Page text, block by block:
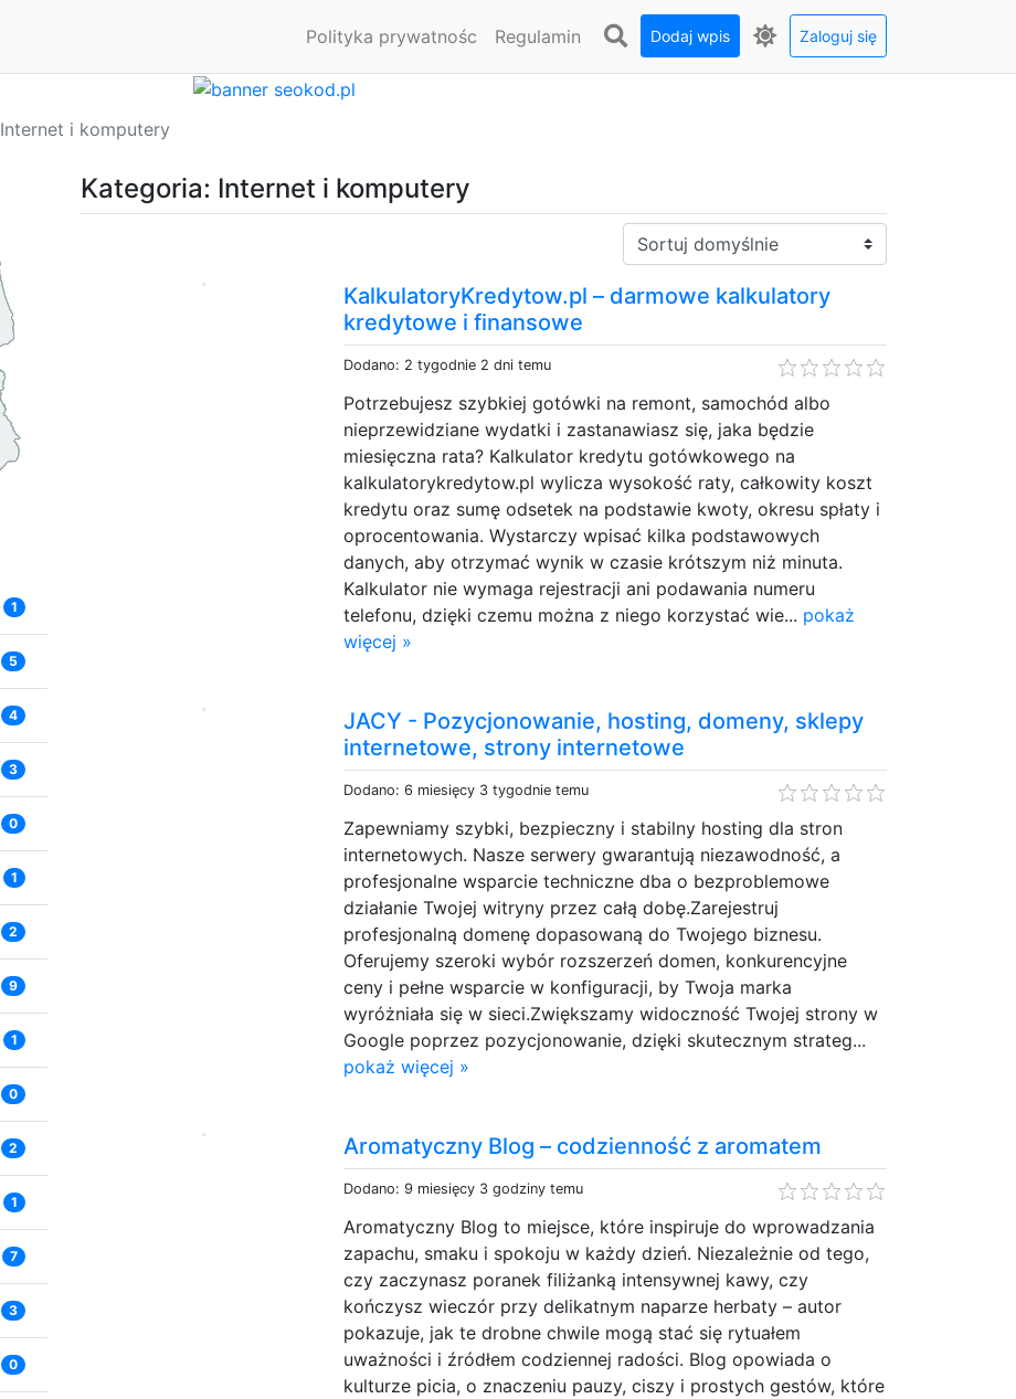
Polityka prywatnośc Regulamin Dodaj wpis Zaloguj się
Internet i komputery
Kategoria: Internet i komputery
Sortuj:
KalkulatoryKredytow.pl – darmowe kalkulatory
kredytowe i finansowe
Dodano: 2 tygodnie 2 dni temu
Potrzebujesz szybkiej gotówki na remont, samochód albo
nieprzewidziane wydatki i zastanawiasz się, jaka będzie
miesięczna rata? Kalkulator kredytu gotówkowego na
kalkulatorykredytow.pl wylicza wysokość raty, całkowity koszt
kredytu oraz sumę odsetek na podstawie kwoty, okresu spłaty i
oprocentowania. Wystarczy wpisać kilka podstawowych
danych, aby otrzymać wynik w czasie krótszym niż minuta.
Kalkulator nie wymaga rejestracji ani podawania numeru
telefonu, dzięki czemu można z niego korzystać wie... pokaż
więcej »
JACY - Pozycjonowanie, hosting, domeny, sklepy
internetowe, strony internetowe
Dodano: 6 miesięcy 3 tygodnie temu
Zapewniamy szybki, bezpieczny i stabilny hosting dla stron
internetowych. Nasze serwery gwarantują niezawodność, a
profesjonalne wsparcie techniczne dba o bezproblemowe
działanie Twojej witryny przez całą dobę.Zarejestruj
profesjonalną domenę dopasowaną do Twojego biznesu.
Oferujemy szeroki wybór rozszerzeń domen, konkurencyjne
ceny i pełne wsparcie w konfiguracji, by Twoja marka
wyróżniała się w sieci.Zwiększamy widoczność Twojej strony w
Google poprzez pozycjonowanie, dzięki skutecznym strateg...
pokaż więcej »
Aromatyczny Blog – codzienność z aromatem
Dodano: 9 miesięcy 3 godziny temu
Aromatyczny Blog to miejsce, które inspiruje do wprowadzania
zapachu, smaku i spokoju w każdy dzień. Niezależnie od tego,
czy zaczynasz poranek filiżanką intensywnej kawy, czy
kończysz wieczór przy delikatnym naparze herbaty – autor
pokazuje, jak te drobne chwile mogą stać się rytuałem
uważności i źródłem codziennej radości. Blog opowiada o
kulturze picia, o znaczeniu pauzy, ciszy i prostych gestów, które
1
5
4
3
0
1
2
9
1
0
2
1
7
3
0